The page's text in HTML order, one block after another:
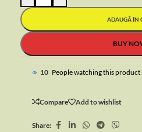
ADAUGĂ ÎN
BUY
10 People watching this product
Compare Add to wishlist
Share: